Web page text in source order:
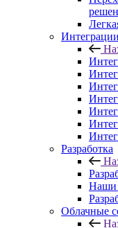
Интеграции
Разработка
Наши
Облачные